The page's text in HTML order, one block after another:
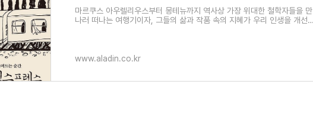
마르쿠스 아우렐리우스부터 몽테뉴까지 역사상 가장 위대한 철학자들을 만
나러 떠나는 여행기이자, 그들의 삶과 작품 속의 지혜가 우리 인생을 개선
www.aladin.co.kr